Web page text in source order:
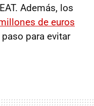
Además, los
de euros
para evitar